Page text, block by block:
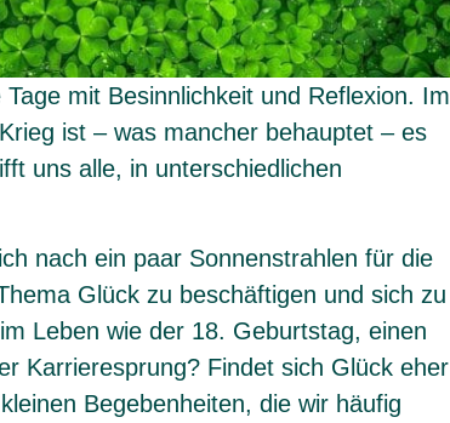
mit Besinnlichkeit und Reflexion. Im
ist – was mancher behauptet – es
uns alle, in unterschiedlichen
nach ein paar Sonnenstrahlen für die
Glück zu beschäftigen und sich zu
Leben wie der 18. Geburtstag, einen
Karrieresprung? Findet sich Glück eher
Begebenheiten, die wir häufig